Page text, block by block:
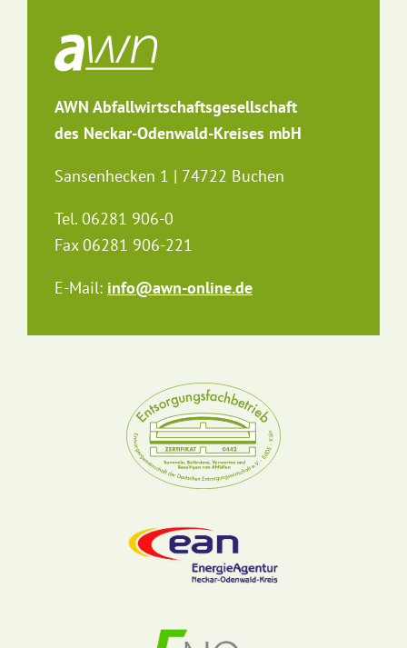
AWN Abfallwirtschaftsgesellschaft
des Neckar-Odenwald-Kreises mbH
Sansenhecken 1 | 74722 Buchen
Tel. 06281 906-0
Fax 06281 906-221
E-Mail: info@awn-online.de